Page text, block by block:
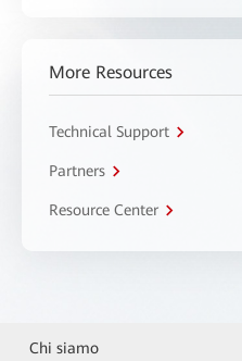
More Resources
Technical Support
Partners
Resource Center
Chi siamo